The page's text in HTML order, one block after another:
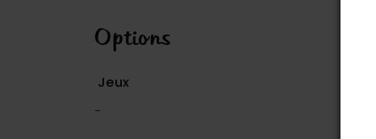
Options
Jeux
-